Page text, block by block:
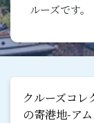
ルーズです。
クルーズコ
の寄港地-ア